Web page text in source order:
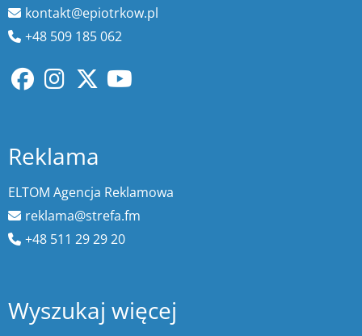
kontakt@epiotrkow.pl
+48 509 185 062
Reklama
ELTOM Agencja Reklamowa
reklama@strefa.fm
+48 511 29 29 20
Wyszukaj więcej